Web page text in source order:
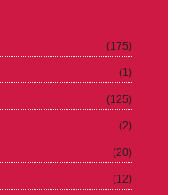
(175)
(1)
(125)
(2)
(20)
(12)